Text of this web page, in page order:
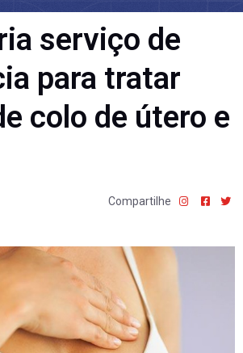
serviço de
para tratar
colo de útero e
Compartilhe